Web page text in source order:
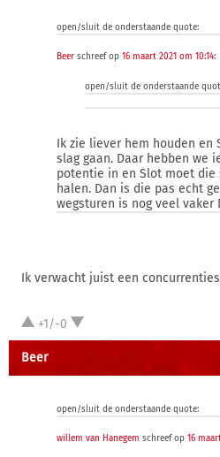
open/sluit de onderstaande quote:
Beer schreef op 16 maart 2021 om 10:14:
open/sluit de onderstaande
Ik zie liever hem houden en
slag gaan. Daar hebben we
potentie in en Slot moet
halen. Dan is die pas echt
wegsturen is nog veel vaker
Ik verwacht juist een
+1/-0
Beer
open/sluit de onderstaande quote:
willem van Hanegem schreef op 16